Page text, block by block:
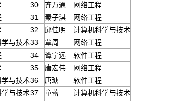
30 齐万通
网络工程
31 秦子淇
网络工程
32 邱佳明
计算机科学与技术
与技术33 覃周
网络工程
34 谭宁远
软件工程
35 唐宏伟
网络工程
与技术36 唐瑭
软件工程
与技术37 童蕾
计算机科学与技术